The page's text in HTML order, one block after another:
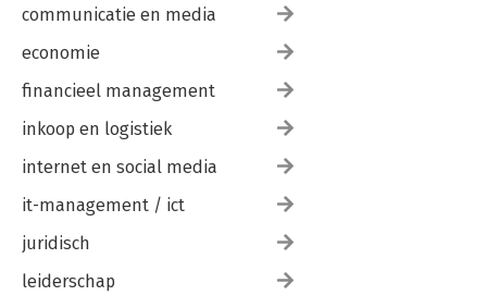
communicatie en media
economie
financieel management
inkoop en logistiek
internet en social media
it-management / ict
juridisch
leiderschap